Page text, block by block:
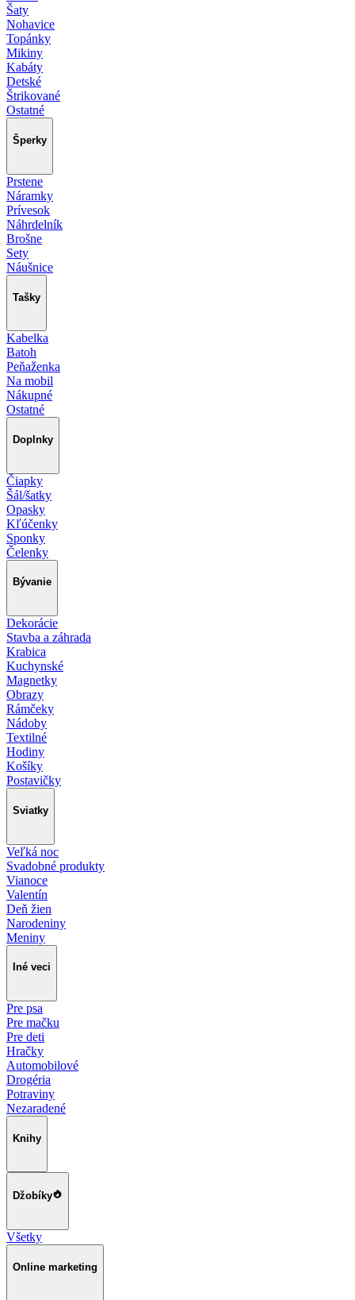
Šaty
Nohavice
Topánky
Mikiny
Kabáty
Detské
Štrikované
Ostatné
Šperky
Prstene
Náramky
Prívesok
Náhrdelník
Brošne
Sety
Náušnice
Tašky
Kabelka
Batoh
Peňaženka
Na mobil
Nákupné
Ostatné
Doplnky
Čiapky
Šál/šatky
Opasky
Kľúčenky
Sponky
Čelenky
Bývanie
Dekorácie
Stavba a záhrada
Krabica
Kuchynské
Magnetky
Obrazy
Rámčeky
Nádoby
Textilné
Hodiny
Košíky
Postavičky
Sviatky
Veľká noc
Svadobné produkty
Vianoce
Valentín
Deň žien
Narodeniny
Meniny
Iné veci
Pre psa
Pre mačku
Pre deti
Hračky
Automobilové
Drogéria
Potraviny
Nezaradené
Knihy
Džobíky
Všetky
Online marketing